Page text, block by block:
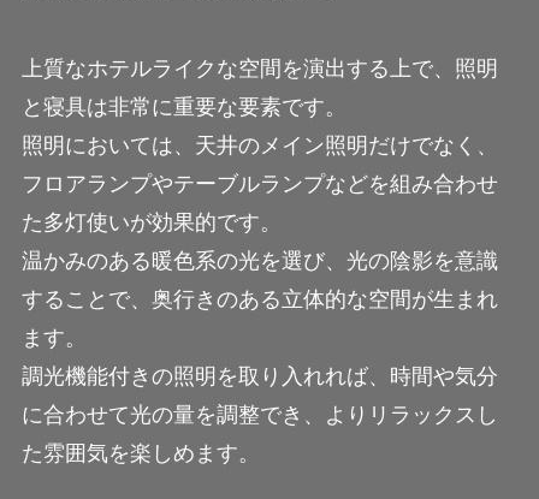
上質なホテルライクな空間を演出する上で、照明
と寝具は非常に重要な要素です。
照明においては、天井のメイン照明だけでなく、
フロアランプやテーブルランプなどを組み合わせ
た多灯使いが効果的です。
温かみのある暖色系の光を選び、光の陰影を意識
することで、奥行きのある立体的な空間が生まれ
ます。
調光機能付きの照明を取り入れれば、時間や気分
に合わせて光の量を調整でき、よりリラックスし
た雰囲気を楽しめます。